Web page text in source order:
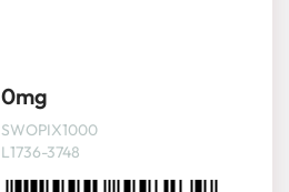
0mg
SWOPIX1000
L1736-3748